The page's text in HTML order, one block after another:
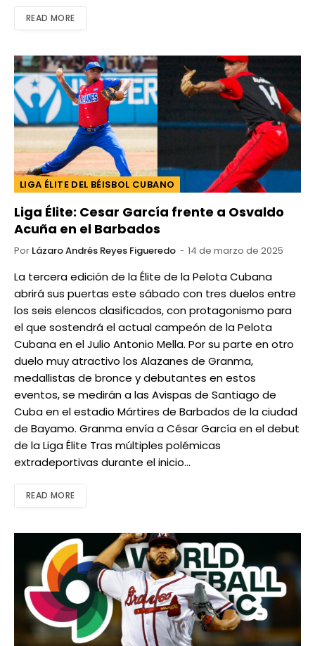
READ MORE
LIGA ÉLITE DEL BÉISBOL CUBANO
Liga Élite: Cesar García frente a Osvaldo
Acuña en el Barbados
Por Lázaro Andrés Reyes Figueredo 14 de marzo de 2025
La tercera edición de la Élite de la Pelota Cubana
abrirá sus puertas este sábado con tres duelos entre
los seis elencos clasificados, con protagonismo para
el que sostendrá el actual campeón de la Pelota
Cubana en el Julio Antonio Mella. Por su parte en otro
duelo muy atractivo los Alazanes de Granma,
medallistas de bronce y debutantes en estos
eventos, se medirán a las Avispas de Santiago de
Cuba en el estadio Mártires de Barbados de la ciudad
de Bayamo. Granma envía a César García en el debut
de la Liga Élite Tras múltiples polémicas
extradeportivas durante el inicio…
READ MORE